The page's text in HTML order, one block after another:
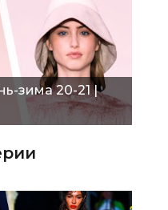
зима 20-21 |